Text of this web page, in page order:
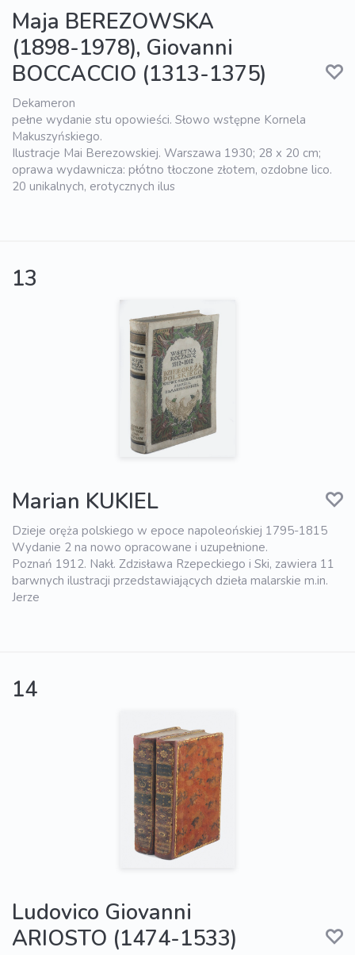
Maja BEREZOWSKA
(1898-1978), Giovanni
BOCCACCIO (1313-1375)
Dekameron
pełne wydanie stu opowieści. Słowo wstępne Kornela
Makuszyńskiego.
Ilustracje Mai Berezowskiej. Warszawa 1930; 28 x 20 cm;
oprawa wydawnicza: płótno tłoczone złotem, ozdobne lico.
20 unikalnych, erotycznych ilus
13
Marian KUKIEL
Dzieje oręża polskiego w epoce napoleońskiej 1795-1815
Wydanie 2 na nowo opracowane i uzupełnione.
Poznań 1912. Nakł. Zdzisława Rzepeckiego i Ski, zawiera 11
barwnych ilustracji przedstawiających dzieła malarskie m.in.
Jerze
14
Ludovico Giovanni
ARIOSTO (1474-1533)